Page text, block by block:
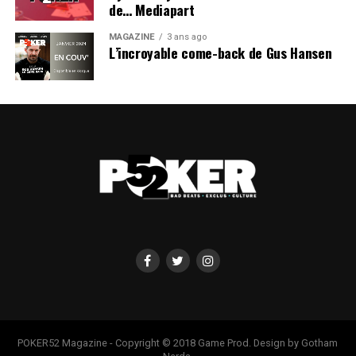
de… Mediapart
MAGAZINE 3 ans ago
L’incroyable come-back de Gus Hansen
POKER52 Magazine - Copyright © 2018 Game Prod. Design by Gotham